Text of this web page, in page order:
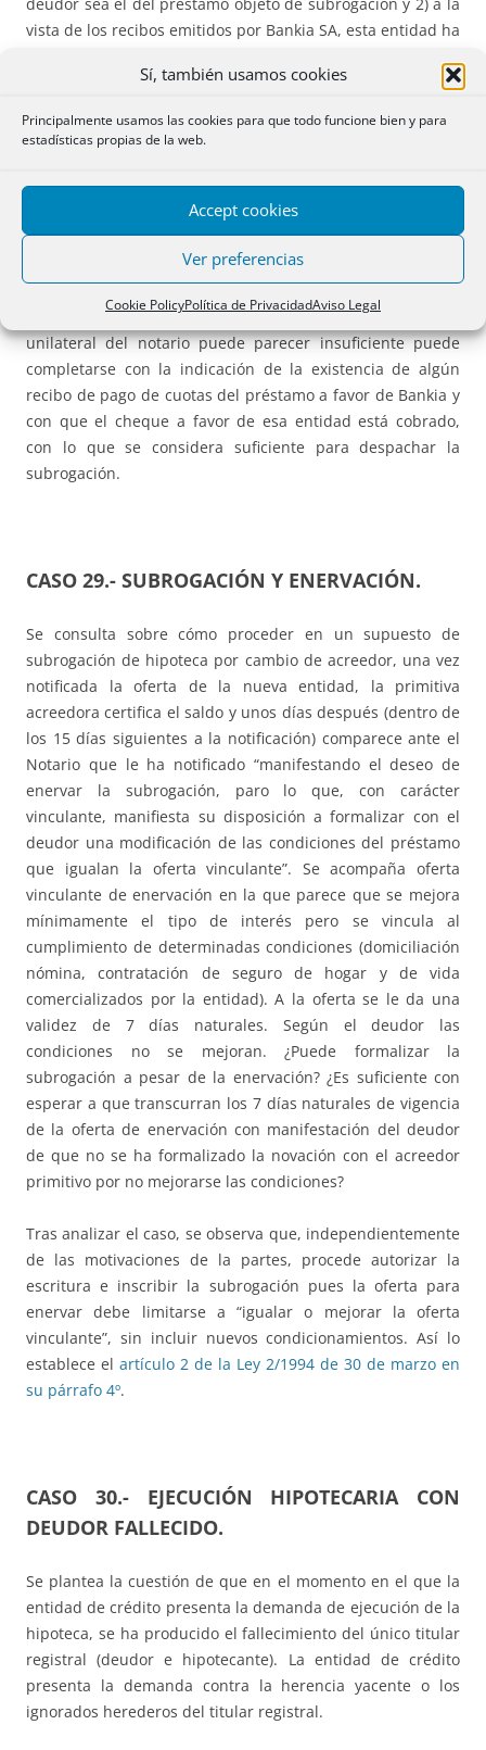
Sí, también usamos cookies
Principalmente usamos las cookies para que todo funcione bien y para
estadísticas propias de la web.
Accept cookies
Ver preferencias
Cookie PolicyPolítica de PrivacidadAviso Legal
deudor sea el del préstamo objeto de subrogación y 2) a la
vista de los recibos emitidos por Bankia SA, esta entidad ha
emitiendo los correspondientes recibos desde la fecha de
el momento de la subrogación. ¿Sería admisible esta
25 noviembre 2003
párrafo quinto delart. 2 de la Ley 2/1994de
subrogaciones. Por lo que resulta del acta de notificación el
transmitidos a Bankia. Esa afirmación que por ser
unilateral del notario puede parecer insuficiente puede
completarse con la indicación de la existencia de algún
recibo de pago de cuotas del préstamo a favor de Bankia y
con que el cheque a favor de esa entidad está cobrado,
con lo que se considera suficiente para despachar la
subrogación.
CASO 29.- SUBROGACIÓN Y ENERVACIÓN.
Se consulta sobre cómo proceder en un supuesto de
subrogación de hipoteca por cambio de acreedor, una vez
notificada la oferta de la nueva entidad, la primitiva
acreedora certifica el saldo y unos días después (dentro de
los 15 días siguientes a la notificación) comparece ante el
Notario que le ha notificado “manifestando el deseo de
enervar la subrogación, paro lo que, con carácter
vinculante, manifiesta su disposición a formalizar con el
deudor una modificación de las condiciones del préstamo
que igualan la oferta vinculante”. Se acompaña oferta
vinculante de enervación en la que parece que se mejora
mínimamente el tipo de interés pero se vincula al
cumplimiento de determinadas condiciones (domiciliación
nómina, contratación de seguro de hogar y de vida
comercializados por la entidad). A la oferta se le da una
validez de 7 días naturales. Según el deudor las
condiciones no se mejoran. ¿Puede formalizar la
subrogación a pesar de la enervación? ¿Es suficiente con
esperar a que transcurran los 7 días naturales de vigencia
de la oferta de enervación con manifestación del deudor
de que no se ha formalizado la novación con el acreedor
primitivo por no mejorarse las condiciones?
Tras analizar el caso, se observa que, independientemente
de las motivaciones de la partes, procede autorizar la
escritura e inscribir la subrogación pues la oferta para
enervar debe limitarse a “igualar o mejorar la oferta
vinculante”, sin incluir nuevos condicionamientos. Así lo
establece el artículo 2 de la Ley 2/1994 de 30 de marzo en
su párrafo 4º.
CASO 30.- EJECUCIÓN HIPOTECARIA CON
DEUDOR FALLECIDO.
Se plantea la cuestión de que en el momento en el que la
entidad de crédito presenta la demanda de ejecución de la
hipoteca, se ha producido el fallecimiento del único titular
registral (deudor e hipotecante). La entidad de crédito
presenta la demanda contra la herencia yacente o los
ignorados herederos del titular registral.